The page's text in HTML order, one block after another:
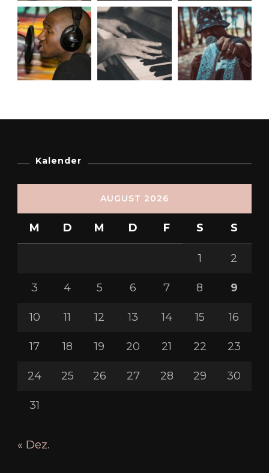
Kalender
AUGUST 2026
M D M D F S S
1 2
3 4 5 6 7 8 9
10 11 12 13 14 15 16
17 18 19 20 21 22 23
24 25 26 27 28 29 30
31
« Dez.